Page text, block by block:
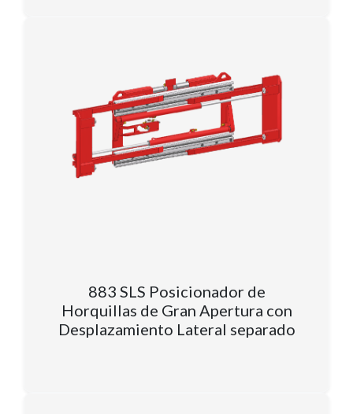
883 SLS Posicionador de
Horquillas de Gran Apertura con
Desplazamiento Lateral separado